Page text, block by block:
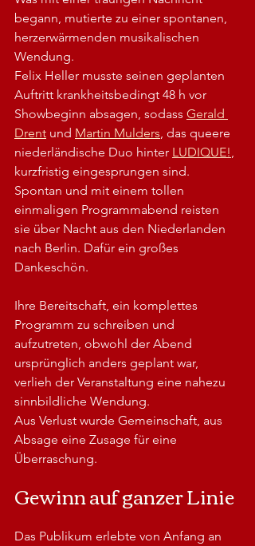
begann, mutierte zu einer spontanen,
herzerwärmenden musikalischen
Wendung.
Felix Heller musste seinen geplanten
Auftritt krankheitsbedingt 48 h vor
Showbeginn absagen, sodass Gerald
Drent und Martin Mulders, das queere
niederländische Duo hinter LUDIQUE!,
kurzfristig eingesprungen sind.
Spontan und mit einem tollen
einmaligen Programmabend reisten
sie über Nacht aus den Niederlanden
nach Berlin. Dafür ein großes
Dankeschön.
Ihre Bereitschaft, ein komplettes
Programm zu schreiben und
aufzutreten, obwohl der Abend
ursprünglich anders geplant war,
verlieh der Veranstaltung eine nahezu
sinnbildliche Wendung.
Aus Verlust wurde Gemeinschaft, aus
Absage eine Zusage für eine
Überraschung.
Gewinn auf ganzer Linie
Das Publikum erlebte von Anfang an